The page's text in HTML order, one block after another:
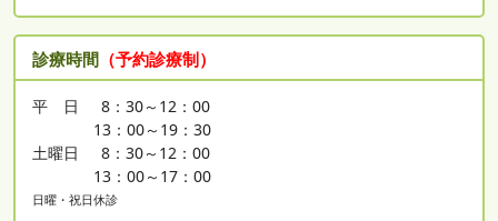
診療時間 （予約診療制）
平 日
8：30～12：00
13：00～19：30
土曜日
8：30～12：00
13：00～17：00
日曜・祝日休診